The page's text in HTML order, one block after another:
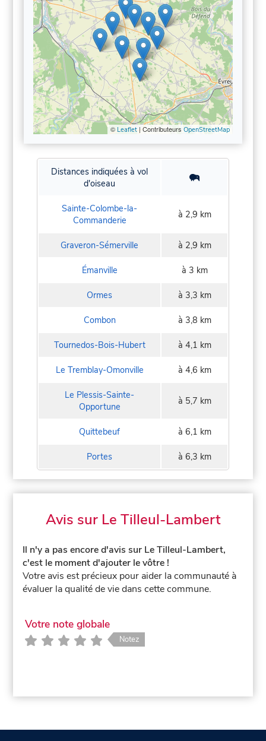
© Leaflet| Contributeurs OpenStreetMap
Distances indiquées à vol
d'oiseau
Sainte-Colombe-la-
Commanderie
à 2,9 km
Graveron-Sémerville à 2,9 km
Émanville à 3 km
Ormes à 3,3 km
Combon à 3,8 km
Tournedos-Bois-Hubert à 4,1 km
Le Tremblay-Omonville à 4,6 km
Le Plessis-Sainte-
Opportune
à 5,7 km
Quittebeuf à 6,1 km
Portes à 6,3 km
Avis sur Le Tilleul-Lambert
Il n'y a pas encore d'avis sur Le Tilleul-Lambert,
c'est le moment d'ajouter le vôtre !
Votre avis est précieux pour aider la communauté à
évaluer la qualité de vie dans cette commune.
Votre note globale
Notez